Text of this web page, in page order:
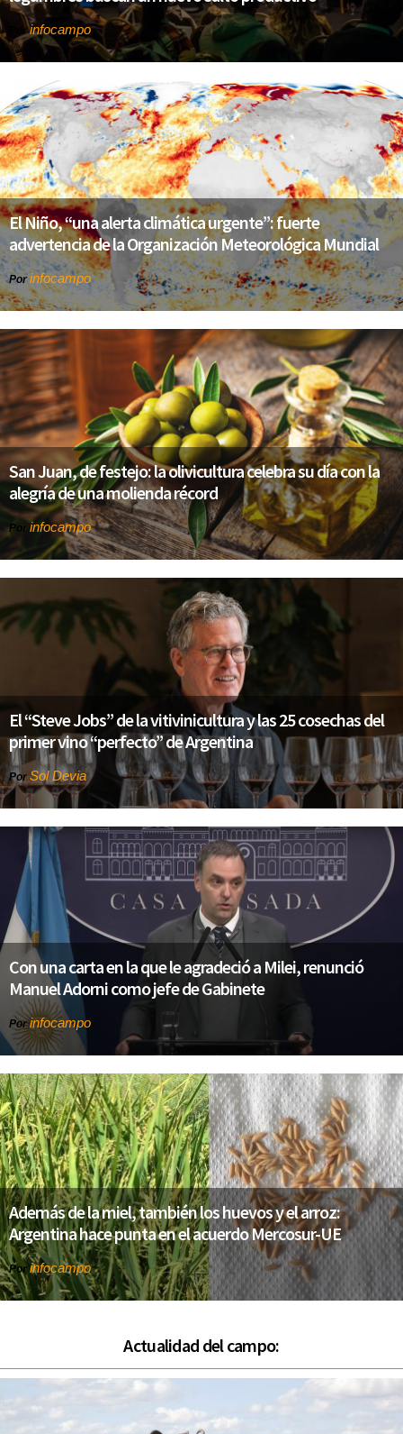
Porinfocampo
El Niño, “una alerta climática urgente”: fuerte
advertencia de la Organización Meteorológica Mundial
Porinfocampo
San Juan, de festejo: la olivicultura celebra su día con la
alegría de una molienda récord
Por infocampo
El “Steve Jobs” de la vitivinicultura y las 25 cosechas del
primer vino “perfecto” de Argentina
PorSol Devia
Con una carta en la que le agradeció a Milei, renunció
Manuel Adorni como jefe de Gabinete
Por infocampo
Además de la miel, también los huevos y el arroz:
Argentina hace punta en el acuerdo Mercosur-UE
Por infocampo
Actualidad del campo: